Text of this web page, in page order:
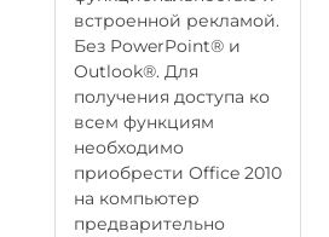
встроенной рекламой.
Без PowerPoint® и
Outlook®. Для
получения доступа ко
всем функциям
необходимо
приобрести Office 2010
на компьютер
предварительно